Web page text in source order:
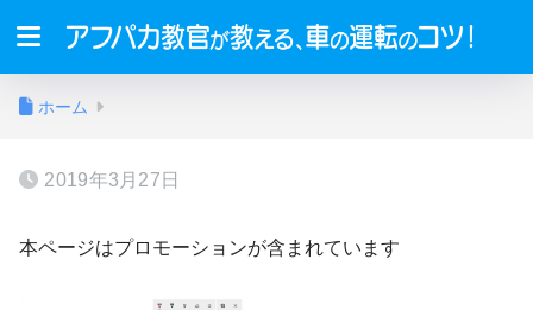
ホーム
2019年3月27日
本ページはプロモーションが含まれています